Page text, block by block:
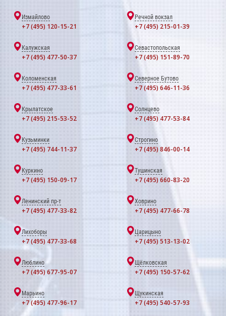
Измайлово
+7 (495) 120-15-21
Речной вокзал
+7 (495) 215-01-39
Калужская
+7 (495) 477-50-37
Севастопольская
+7 (495) 151-89-70
Коломенская
+7 (495) 477-33-61
Северное Бутово
+7 (495) 646-11-36
Крылатское
+7 (495) 215-53-52
Солнцево
+7 (495) 477-53-84
Кузьминки
+7 (495) 744-11-37
Строгино
+7 (495) 846-00-14
Куркино
+7 (495) 150-09-17
Тушинская
+7 (495) 660-83-20
Ленинский пр-т
+7 (495) 477-33-82
Ховрино
+7 (495) 477-66-78
Лихоборы
+7 (495) 477-33-68
Царицыно
+7 (495) 513-13-02
Люблино
+7 (495) 677-95-07
Щёлковская
+7 (495) 150-57-62
Марьино
+7 (495) 477-96-17
Щукинская
+7 (495) 540-57-93